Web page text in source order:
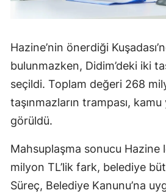
Hazine’nin önerdiği
bulunmazken, Didim’deki iki
seçildi. Toplam değeri 268
taşınmazların trampası,
görüldü.
Mahsuplaşma sonucu Hazine
milyon TL’lik fark, belediye
Süreç, Belediye Kanunu’na